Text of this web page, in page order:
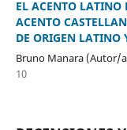
EL ACENTO LATINO
ACENTO
DE ORIGEN LATINO
Bruno Manara (Autor/
10